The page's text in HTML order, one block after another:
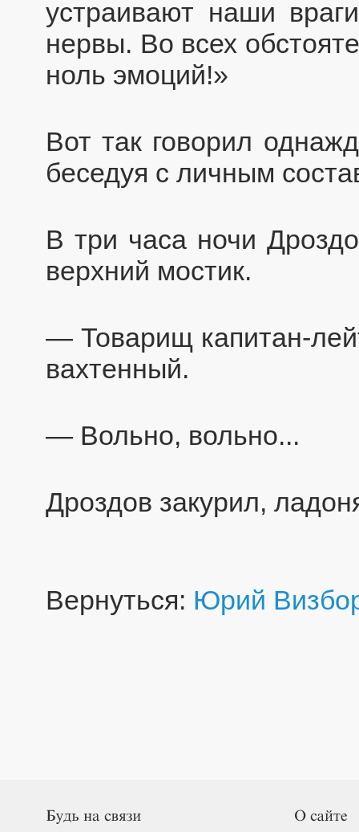
устраивают наши
нервы. Во всех
ноль эмоций!»
Вот так говорил
беседуя с личным
В три часа ночи
верхний мостик.
— Товарищ капитан-
вахтенный.
— Вольно, вольно...
Дроздов закурил,
Вернуться: Юрий